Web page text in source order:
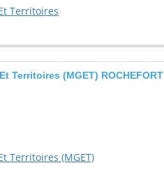
Territoires
Territoires (MGET) ROCHEFORT
Territoires (MGET)